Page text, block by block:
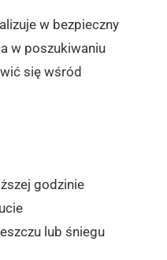
w bezpieczny
w poszukiwaniu
się wśród
godzinie
lub śniegu